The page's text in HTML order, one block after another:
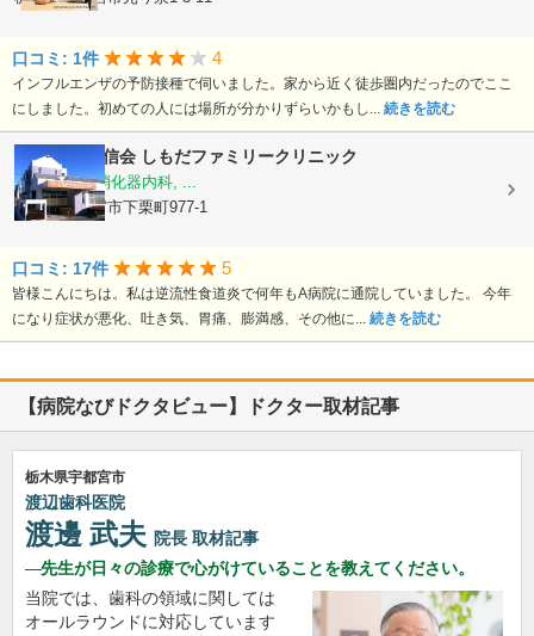
口コミ: 1件 4
インフルエンザの予防接種で伺いました。家から近く徒歩圏内だったのでここ
にしました。初めての人には場所が分かりずらいかもし... 続きを読む
医療法人 結信会 しもだファミリークリニック
内科, 外科, 消化器内科, ...
栃木県宇都宮市下栗町977-1
口コミ: 17件 5
皆様こんにちは。私は逆流性食道炎で何年もA病院に通院していました。 今年
になり症状が悪化、吐き気、胃痛、膨満感、その他に... 続きを読む
【病院なびドクタビュー】ドクター取材記事
栃木県宇都宮市
渡辺歯科医院
渡邊 武夫 院長 取材記事
先生が日々の診療で心がけていることを教えてください。
当院では、歯科の領域に関しては
オールラウンドに対応しています